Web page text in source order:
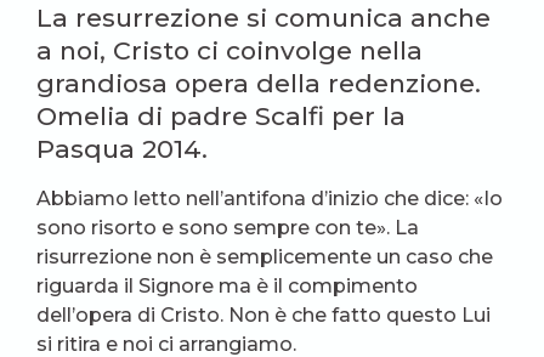
La resurrezione si comunica anche
a noi, Cristo ci coinvolge nella
grandiosa opera della redenzione.
Omelia di padre Scalfi per la
Pasqua 2014.
Abbiamo letto nell’antifona d’inizio che dice: «Io
sono risorto e sono sempre con te». La
risurrezione non è semplicemente un caso che
riguarda il Signore ma è il compimento
dell’opera di Cristo. Non è che fatto questo Lui
si ritira e noi ci arrangiamo.